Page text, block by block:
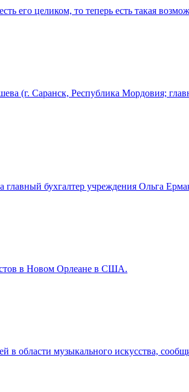
его целиком, то теперь есть такая
(г. Саранск, Республика Мордовия;
главный бухгалтер учреждения Ольга
в Новом Орлеане в США.
в области музыкального искусства,